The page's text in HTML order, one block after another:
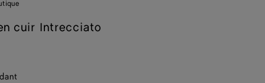
cuir Intrecciato